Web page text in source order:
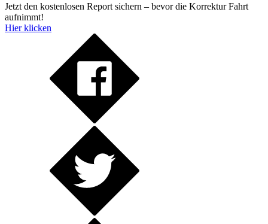
Jetzt den kostenlosen Report sichern – bevor die Korrektur Fahrt
aufnimmt!
Hier klicken